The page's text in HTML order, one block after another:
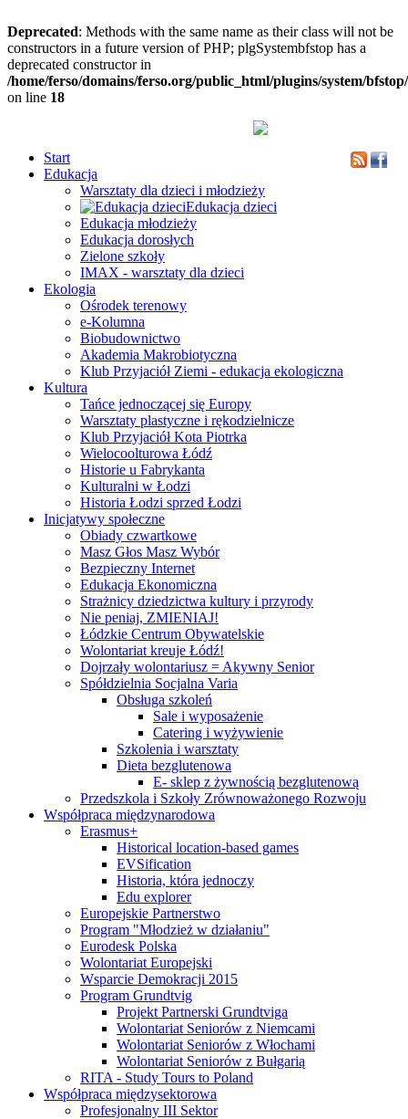
Deprecated: Methods with the same name as their class will not be
constructors in a future version of PHP; plgSystembfstop has a
deprecated constructor in
/home/ferso/domains/ferso.org/public_html/plugins/system/
on line 18
Start
Edukacja
Warsztaty dla dzieci i młodzieży
Edukacja dzieci
Edukacja młodzieży
Edukacja dorosłych
Zielone szkoły
IMAX - warsztaty dla dzieci
Ekologia
Ośrodek terenowy
e-Kolumna
Biobudownictwo
Akademia Makrobiotyczna
Klub Przyjaciół Ziemi - edukacja ekologiczna
Kultura
Tańce jednoczącej się Europy
Warsztaty plastyczne i rękodzielnicze
Klub Przyjaciół Kota Piotrka
Wielocoolturowa Łódź
Historie u Fabrykanta
Kulturalni w Łodzi
Historia Łodzi sprzed Łodzi
Inicjatywy społeczne
Obiady czwartkowe
Masz Głos Masz Wybór
Bezpieczny Internet
Edukacja Ekonomiczna
Strażnicy dziedzictwa kultury i przyrody
Nie peniaj, ZMIENIAJ!
Łódzkie Centrum Obywatelskie
Wolontariat kreuje Łódź!
Dojrzały wolontariusz = Akywny Senior
Spółdzielnia Socjalna Varia
Obsługa szkoleń
Sale i wyposażenie
Catering i wyżywienie
Szkolenia i warsztaty
Dieta bezglutenowa
E- sklep z żywnością bezglutenową
Przedszkola i Szkoły Zrównoważonego Rozwoju
Współpraca międzynarodowa
Erasmus+
Historical location-based games
EVSification
Historia, która jednoczy
Edu explorer
Europejskie Partnerstwo
Program "Młodzież w działaniu"
Eurodesk Polska
Wolontariat Europejski
Wsparcie Demokracji 2015
Program Grundtvig
Projekt Partnerski Grundtviga
Wolontariat Seniorów z Niemcami
Wolontariat Seniorów z Włochami
Wolontariat Seniorów z Bułgarią
RITA - Study Tours to Poland
Współpraca międzysektorowa
Profesjonalny III Sektor